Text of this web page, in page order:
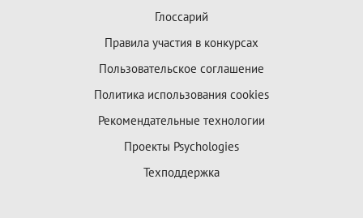
Глоссарий
Правила участия в конкурсах
Пользовательское соглашение
Политика использования cookies
Рекомендательные технологии
Проекты Psychologies
Техподдержка